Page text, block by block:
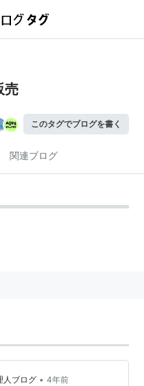
売
このタグでブログを書く
関連ブログ
人ブログ • 4年前